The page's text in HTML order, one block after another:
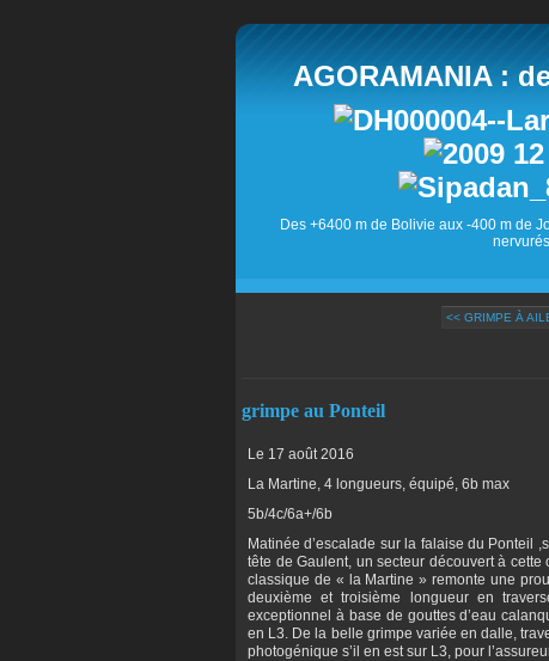
AGORAMANIA :
Des +6400 m de Bolivie aux -400 m de
<< GRIMPE À
grimpe au Ponteil
Le 17 août 2016
La Martine, 4 longueurs, équipé, 6b max
5b/4c/6a+/6b
Matinée d’escalade sur la falaise du Ponteil
tête de Gaulent, un secteur découvert à
classique de « la Martine » remonte une
deuxième et troisième longueur en
exceptionnel à base de gouttes d’eau
en L3. De la belle grimpe variée en dalle,
photogénique s’il en est sur L3, pour